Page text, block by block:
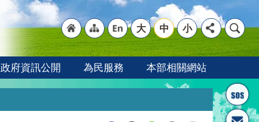
"網 "英
大 中 小
政府資訊公開 為民服務 本部相關網站